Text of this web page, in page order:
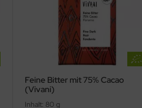
Feine Bitter mit 75% Cacao
(Vivani)
Inhalt: 80 g